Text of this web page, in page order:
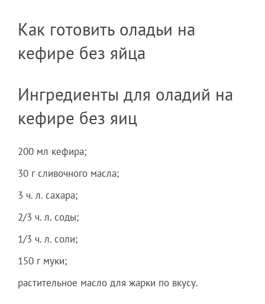
Как готовить оладьи на
кефире без яйца
Ингредиенты для оладий на
кефире без яиц
200 мл кефира;
30 г сливочного масла;
3 ч. л. сахара;
2/3 ч. л. соды;
1/3 ч. л. соли;
150 г муки;
растительное масло для жарки по вкусу.